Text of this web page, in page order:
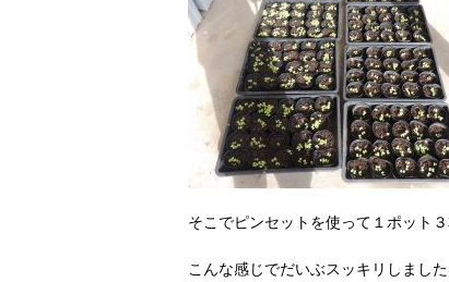
そこでピンセットを使って１ポット３
こんな感じでだいぶスッキリしました